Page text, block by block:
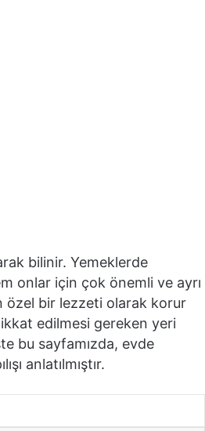
bilinir. Yemeklerde
onlar için çok önemli ve ayrı
özel bir lezzeti olarak korur
edilmesi gereken yeri
bu sayfamızda, evde
anlatılmıştır.